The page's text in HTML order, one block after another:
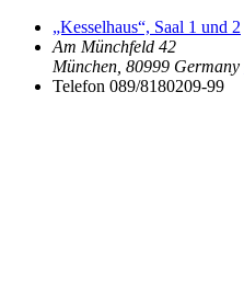
„Kesselhaus“, Saal 1 und 2
Am Münchfeld 42
München 80999 Germany
Telefon 089/8180209-99